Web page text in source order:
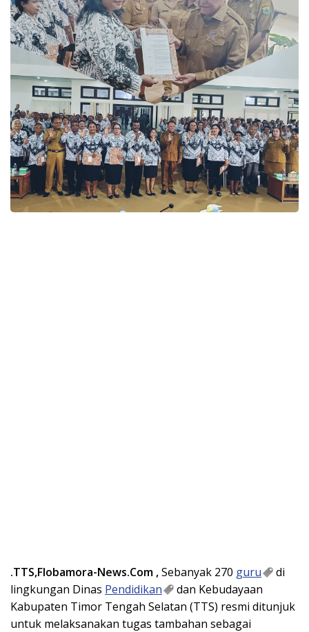
.TTS,Flobamora-News.Com ,Sebanyak 270 guru
di
lingkungan Dinas Pendidikan
dan Kebudayaan
Kabupaten Timor Tengah Selatan (TTS) resmi ditunjuk
untuk melaksanakan tugas tambahan sebagai